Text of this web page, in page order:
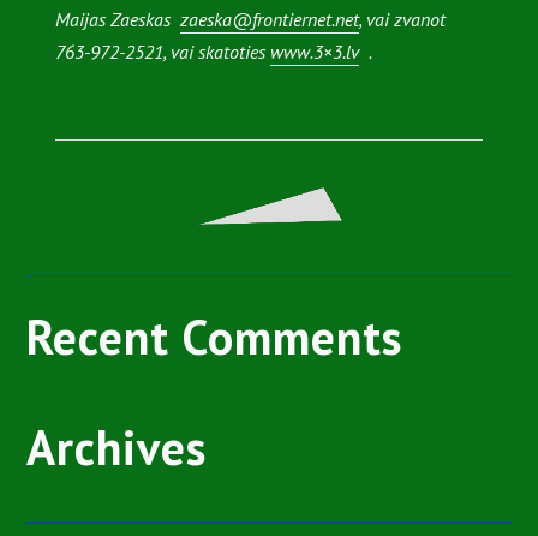
Maijas Zaeskaszaeska@frontiernet.net, vai zvanot
763-972-2521, vai skatoties www.3×3.lv.
Recent Comments
Archives